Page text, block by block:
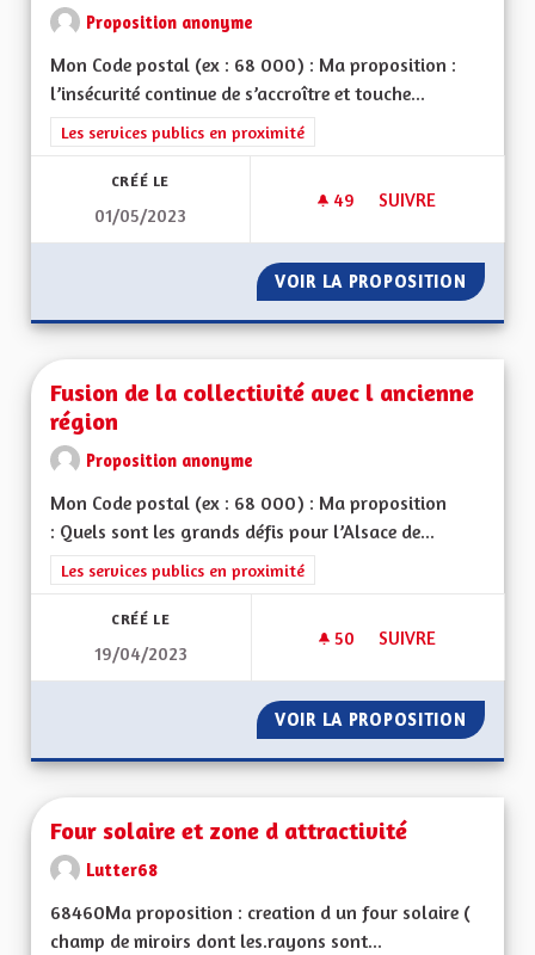
Proposition anonyme
Mon Code postal (ex : 68 000) : Ma proposition :
l’insécurité continue de s’accroître et touche...
Filtrer les résultats de la catégorie : Les services publics en
Les services publics en proximité
CRÉÉ LE
01/05/2023
49 49 ABONNÉS
SUIVRE
VOIR LA PROPOSITION
Fusion de la collectivité avec l ancienne
région
Proposition anonyme
Mon Code postal (ex : 68 000) : Ma proposition
: Quels sont les grands défis pour l’Alsace de...
Filtrer les résultats de la catégorie : Les services publics en
Les services publics en proximité
CRÉÉ LE
19/04/2023
50 50 ABONNÉS
SUIVRE
VOIR LA PROPOSITION
Four solaire et zone d attractivité
Lutter68
68460Ma proposition : creation d un four solaire (
champ de miroirs dont les.rayons sont...